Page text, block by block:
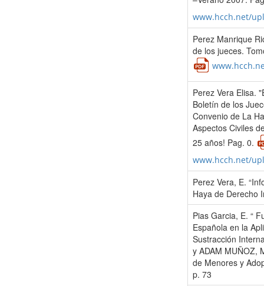
www.hcch.net/
Perez Manrique
de los jueces.
Perez Vera Elisa.
Boletín de los
Convenio de La
Aspectos Civiles
25 años! Pag. 0.
www.hcch.net/
Perez Vera, E.
Haya de Derecho
Pias Garcia, E. “
Española en la
Sustracción
y ADAM MUÑOZ,
de Menores y
p. 73